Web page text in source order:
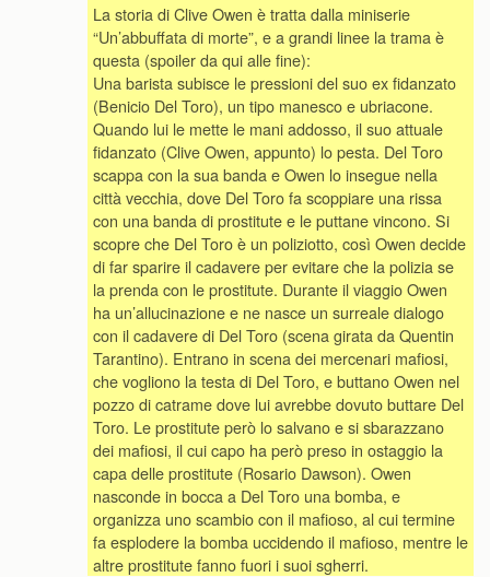
La storia di Clive Owen è tratta dalla miniserie
“Un’abbuffata di morte”, e a grandi linee la trama è
questa (spoiler da qui alle fine):
Una barista subisce le pressioni del suo ex fidanzato
(Benicio Del Toro), un tipo manesco e ubriacone.
Quando lui le mette le mani addosso, il suo attuale
fidanzato (Clive Owen, appunto) lo pesta. Del Toro
scappa con la sua banda e Owen lo insegue nella
città vecchia, dove Del Toro fa scoppiare una rissa
con una banda di prostitute e le puttane vincono. Si
scopre che Del Toro è un poliziotto, così Owen decide
di far sparire il cadavere per evitare che la polizia se
la prenda con le prostitute. Durante il viaggio Owen
ha un’allucinazione e ne nasce un surreale dialogo
con il cadavere di Del Toro (scena girata da Quentin
Tarantino). Entrano in scena dei mercenari mafiosi,
che vogliono la testa di Del Toro, e buttano Owen nel
pozzo di catrame dove lui avrebbe dovuto buttare Del
Toro. Le prostitute però lo salvano e si sbarazzano
dei mafiosi, il cui capo ha però preso in ostaggio la
capa delle prostitute (Rosario Dawson). Owen
nasconde in bocca a Del Toro una bomba, e
organizza uno scambio con il mafioso, al cui termine
fa esplodere la bomba uccidendo il mafioso, mentre le
altre prostitute fanno fuori i suoi sgherri.